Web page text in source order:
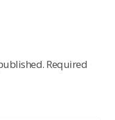
Required